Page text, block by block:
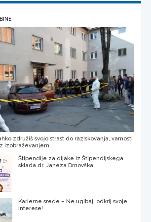
združiš svojo strast do raziskovanja, varnosti
izobraževanjem
Štipendije za dijake iz Štipendijskega
sklada dr. Janeza Drnovška
Karierne srede – Ne ugibaj, odkrij svoje
interese!